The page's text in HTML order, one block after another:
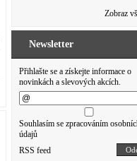
Zobraz
Newsletter
Přihlašte se a získejte informace o
novinkách a slevových akcích.
Souhlasím se zpracováním
údajů
RSS feed